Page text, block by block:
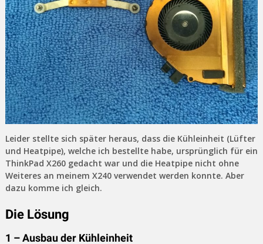
Leider stellte sich später heraus, dass die Kühleinheit (Lüfter
und Heatpipe), welche ich bestellte habe, ursprünglich für ein
ThinkPad X260 gedacht war und die Heatpipe nicht ohne
Weiteres an meinem X240 verwendet werden konnte. Aber
dazu komme ich gleich.
Die Lösung
1 – Ausbau der Kühleinheit